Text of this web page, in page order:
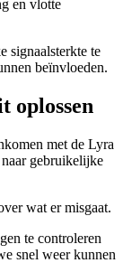
en vlotte
signaalsterkte te
beïnvloeden.
oplossen
met de Lyra
gebruikelijke
wat er misgaat.
te controleren
snel weer kunnen